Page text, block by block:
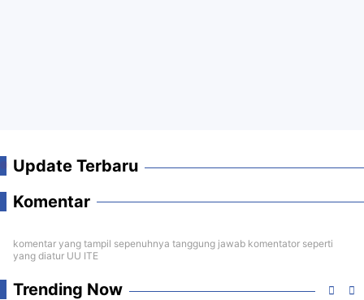
Update Terbaru
Komentar
komentar yang tampil sepenuhnya tanggung jawab komentator seperti
yang diatur UU ITE
Trending Now